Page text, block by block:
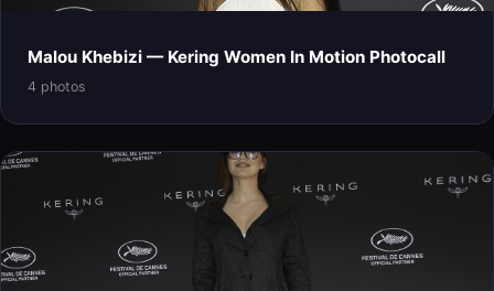
Malou Khebizi — Kering Women In Motion Photocall
4 photos